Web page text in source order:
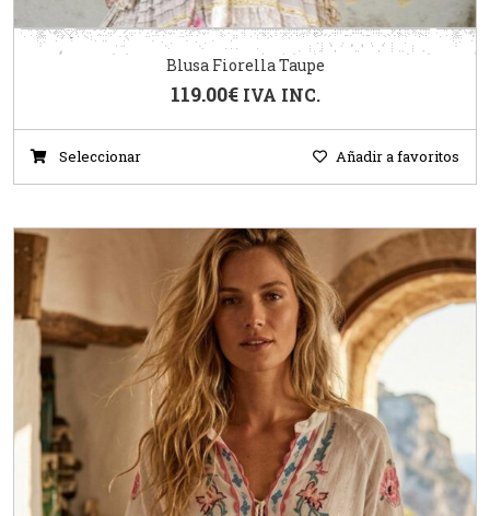
Blusa Fiorella Taupe
119.00€ IVA INC.
Seleccionar Añadir a favoritos